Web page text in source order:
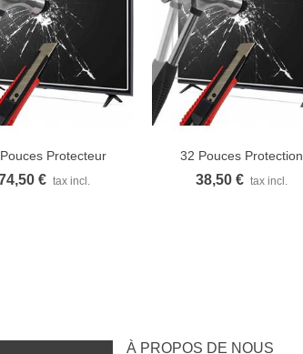
Vue rapideProtecteur
d’écran TV...
€ tax incl.
Vue rapide
32 Pouces Protection
D'écran TV
38,50 € tax incl.
À PROPOS DE NOUS